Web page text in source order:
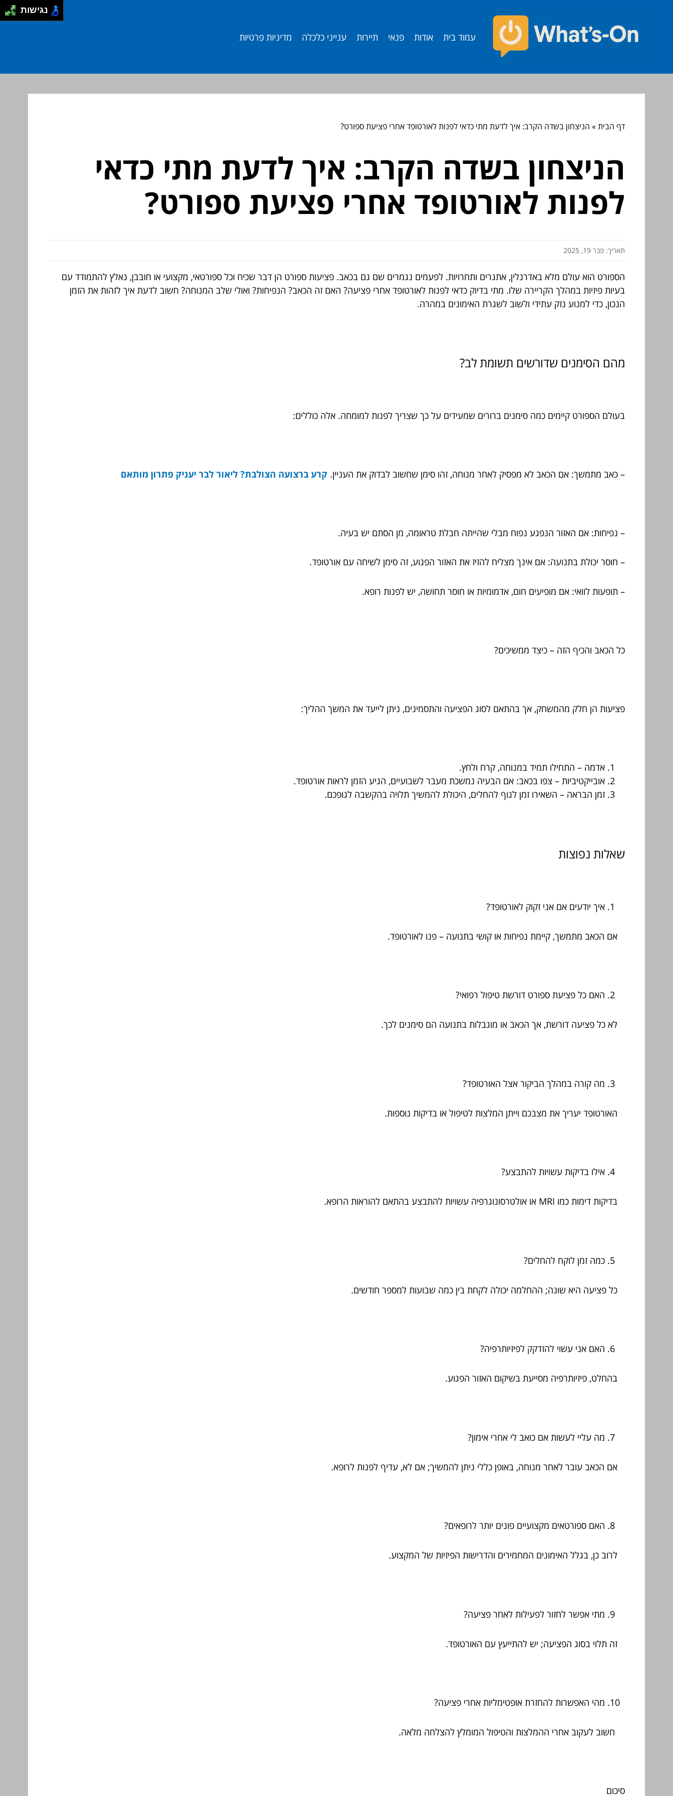
עמוד בית אודות פנאי תיירות ענייני כלכלה מדיניות פרטיות
דף הבית» הניצחון בשדה הקרב: איך לדעת מתי כדאי לפנות לאורטופד אחרי פציעת ספורט?
הניצחון בשדה הקרב: איך לדעת מתי כדאי
לפנות לאורטופד אחרי פציעת ספורט?
תאריך: פבר 19, 2025
הספורט הוא עולם מלא באדרנלין, אתגרים ותחרויות. לפעמים נגמרים שם גם בכאב. פציעות ספורט הן דבר שכיח וכל ספורטאי, מקצועי או חובבן, נאלץ להתמודד עם
בעיות פיזיות במהלך הקריירה שלו. מתי בדיוק כדאי לפנות לאורטופד אחרי פציעה? האם זה הכאב? הנפיחות? ואולי שלב המנוחה? חשוב לדעת איך לזהות את הזמן
הנכון, כדי למנוע נזק עתידי ולשוב לשגרת האימונים במהרה.
מהם הסימנים שדורשים תשומת לב?
בעולם הספורט קיימים כמה סימנים ברורים שמעידים על כך שצריך לפנות למומחה. אלה כוללים:
– כאב מתמשך: אם הכאב לא מפסיק לאחר מנוחה, זהו סימן שחשוב לבדוק את העניין. קרע ברצועה הצולבת? ליאור לבר יעניק פתרון מותאם
– נפיחות: אם האזור הנפגע נפוח מבלי שהייתה חבלת טראומה, מן הסתם יש בעיה.
– חוסר יכולת בתנועה: אם אינך מצליח להזיז את האזור הפגוע, זה סימן לשיחה עם אורטופד.
– תופעות לוואי: אם מופיעים חום, אדמומיות או חוסר תחושה, יש לפנות רופא.
כל הכאב והכיף הזה – כיצד ממשיכים?
פציעות הן חלק מהמשחק, אך בהתאם לסוג הפציעה והתסמינים, ניתן לייעד את המשך ההליך:
אדמה – התחילו תמיד במנוחה, קרח ולחץ.
אובייקטיביות – צפו בכאב: אם הבעיה נמשכת מעבר לשבועיים, הגיע הזמן לראות אורטופד.
זמן הבראה – השאירו זמן לגוף להחלים, היכולת להמשיך תלויה בהקשבה לגופכם.
שאלות נפוצות
איך יודעים אם אני זקוק לאורטופד?
אם הכאב מתמשך, קיימת נפיחות או קושי בתנועה – פנו לאורטופד.
האם כל פציעת ספורט דורשת טיפול רפואי?
לא כל פציעה דורשת, אך הכאב או מוגבלות בתנועה הם סימנים לכך.
מה קורה במהלך הביקור אצל האורטופד?
האורטופד יעריך את מצבכם וייתן המלצות לטיפול או בדיקות נוספות.
אילו בדיקות עשויות להתבצע?
בדיקות דימות כמו MRI או אולטרסונוגרפיה עשויות להתבצע בהתאם להוראות הרופא.
כמה זמן לוקח להחלים?
כל פציעה היא שונה; ההחלמה יכולה לקחת בין כמה שבועות למספר חודשים.
האם אני עשוי להזדקק לפיזיותרפיה?
בהחלט, פיזיותרפיה מסייעת בשיקום האזור הפגוע.
מה עליי לעשות אם כואב לי אחרי אימון?
אם הכאב עובר לאחר מנוחה, באופן כללי ניתן להמשיך; אם לא, עדיף לפנות לרופא.
האם ספורטאים מקצועיים פונים יותר לרופאים?
לרוב כן, בגלל האימונים המחמירים והדרישות הפיזיות של המקצוע.
מתי אפשר לחזור לפעילות לאחר פציעה?
זה תלוי בסוג הפציעה; יש להתייעץ עם האורטופד.
מהי האפשרות להחזרת אופטימליות אחרי פציעה?
חשוב לעקוב אחרי ההמלצות והטיפול המומלץ להצלחה מלאה.
סיכום
נגישות